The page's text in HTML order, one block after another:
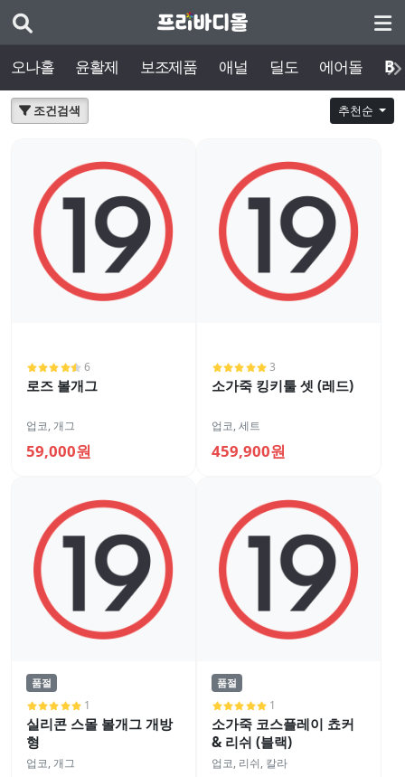
오나홀 윤활제 보조제품 애널 딜도 에어돌
조건검색 추천순
6
로즈 볼개그
업코,개그
59,000원
3
소가죽 킹키툴 셋 (레드)
업코,세트
459,900원
품절
1
실리콘 스몰 볼개그 개방
형
업코,개그
품절
1
소가죽 코스플레이 쵸커
& 리쉬 (블랙)
업코, 리쉬, 칼라